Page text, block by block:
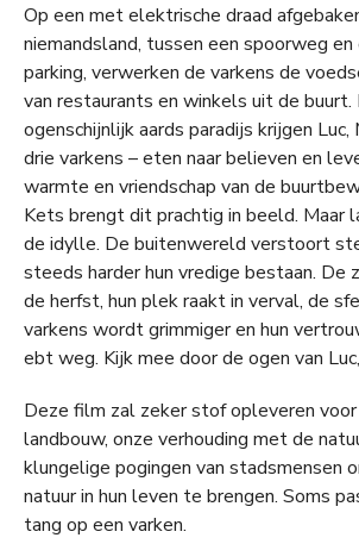
Op een met elektrische draad
niemandsland, tussen een spoorweg en
parking, verwerken de varkens de
van restaurants en winkels uit de buurt.
ogenschijnlijk aards paradijs krijgen Luc,
drie varkens –eten naar believen en
warmte en vriendschap van de
Kets brengt dit prachtig in beeld. Maar
de idylle. De buitenwereld verstoort
steeds harder hun vredige bestaan. De
de herfst, hun plek raakt in verval, de
varkens wordt grimmiger en hun
ebt weg. Kijk mee door de ogen van
Deze film zal zeker stof opleveren
landbouw, onze verhouding met de
klungelige pogingen van stadsmensen
natuur in hun leven te brengen. Soms
tang op een varken.